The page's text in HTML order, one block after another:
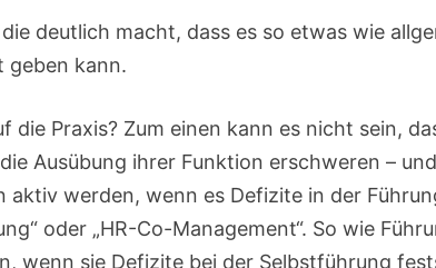
deutlich macht, dass es so etwas wie
geben kann.
die Praxis? Zum einen kann es nicht sein,
Ausübung ihrer Funktion erschweren –
aktiv werden, wenn es Defizite in der
oder „HR-Co-Management“. So wie
wenn sie Defizite bei der Selbstführung